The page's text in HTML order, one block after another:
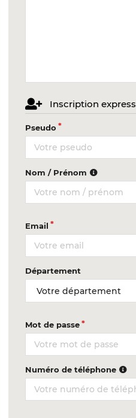
Inscription express
Pseudo
Nom / Prénom
Email
Département
Mot de passe
Numéro de téléphone